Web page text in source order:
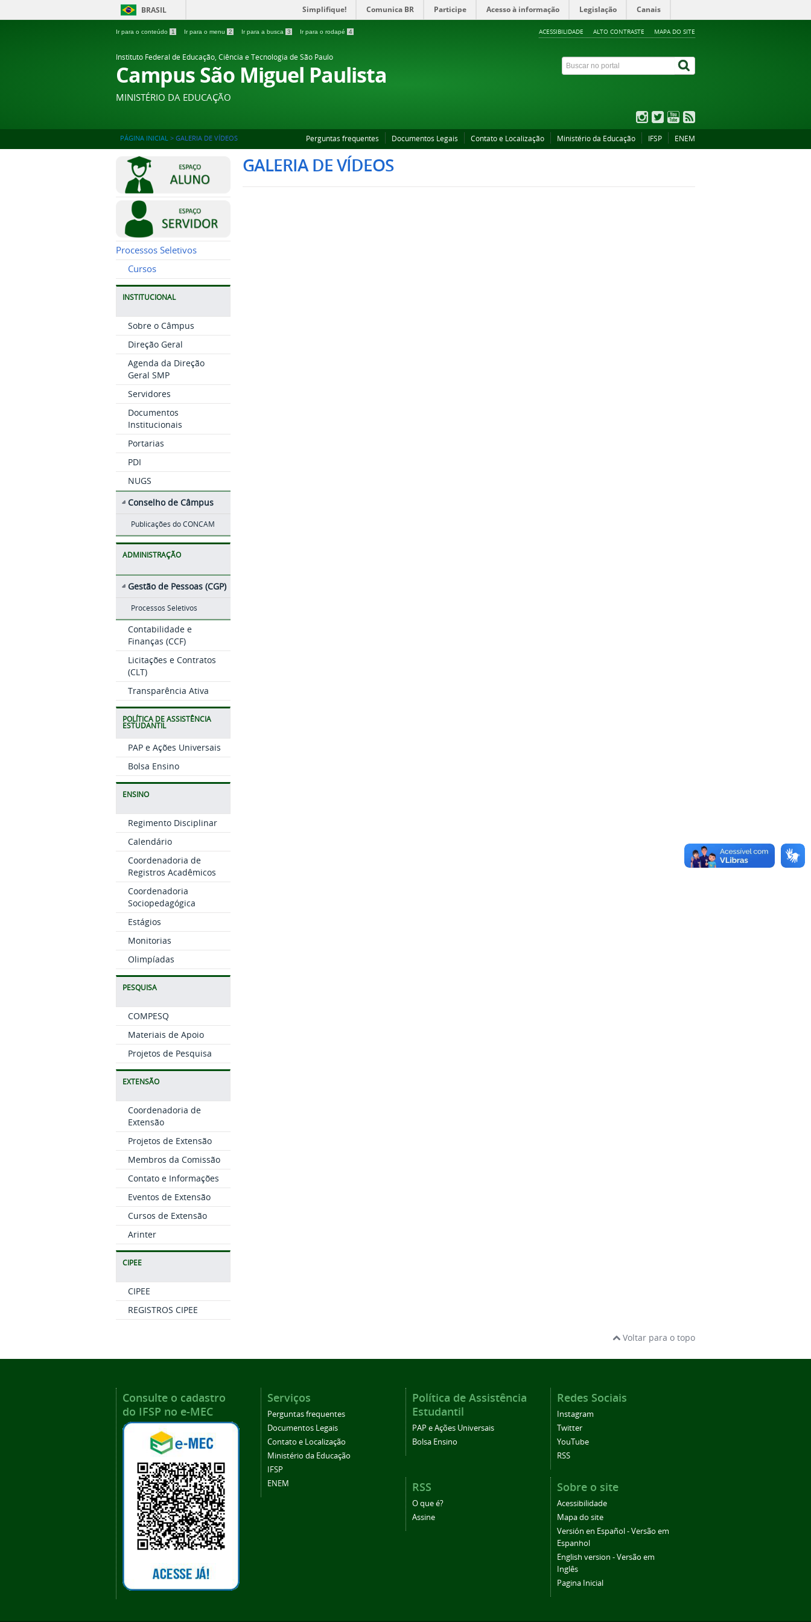
BRASIL Simplifique! Comunica BR Participe Acesso à informação Legislação Canais
Ir para o conteúdo 1 Ir para o menu 2 Ir para a busca 3 Ir para o rodapé 4 ACESSIBILIDADE ALTO CONTRASTE MAPA DO SITE
Instituto Federal de Educação, Ciência e Tecnologia de São Paulo
Campus São Miguel Paulista
MINISTÉRIO DA EDUCAÇÃO
Perguntas frequentes Documentos Legais Contato e Localização Ministério da Educação IFSP ENEM
PÁGINA INICIAL > GALERIA DE VÍDEOS
Processos Seletivos
Cursos
INSTITUCIONAL
Sobre o Câmpus
Direção Geral
Agenda da Direção
Geral SMP
Servidores
Documentos
Institucionais
Portarias
PDI
NUGS
Conselho de Câmpus
Publicações do CONCAM
ADMINISTRAÇÃO
Gestão de Pessoas (CGP)
Processos Seletivos
Contabilidade e
Finanças (CCF)
Licitações e Contratos
(CLT)
Transparência Ativa
POLÍTICA DE ASSISTÊNCIA
ESTUDANTIL
PAP e Ações Universais
Bolsa Ensino
ENSINO
Regimento Disciplinar
Calendário
Coordenadoria de
Registros Acadêmicos
Coordenadoria
Sociopedagógica
Estágios
Monitorias
Olimpíadas
PESQUISA
COMPESQ
Materiais de Apoio
Projetos de Pesquisa
EXTENSÃO
Coordenadoria de
Extensão
Projetos de Extensão
Membros da Comissão
Contato e Informações
Eventos de Extensão
Cursos de Extensão
Arinter
CIPEE
CIPEE
REGISTROS CIPEE
GALERIA DE VÍDEOS
Voltar para o topo
Consulte o cadastro
do IFSP no e-MEC
Serviços
Perguntas frequentes
Documentos Legais
Contato e Localização
Ministério da Educação
IFSP
ENEM
Política de Assistência
Estudantil
PAP e Ações Universais
Bolsa Ensino
Redes Sociais
Instagram
Twitter
YouTube
RSS
RSS
O que é?
Assine
Sobre o site
Acessibilidade
Mapa do site
Versión en Español - Versão em
Espanhol
English version - Versão em
Inglês
Pagina Inicial